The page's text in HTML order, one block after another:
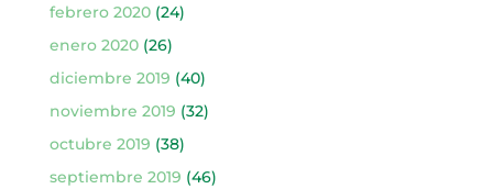
febrero 2020(24)
enero 2020(26)
diciembre 2019 (40)
noviembre 2019 (32)
octubre 2019 (38)
septiembre 2019 (46)